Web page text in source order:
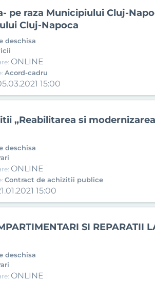
pe raza Municipiului Cluj-
Cluj-Napoca
deschisa
ONLINE
Acord-cadru
15:00
„Reabilitarea si
deschisa
ONLINE
Contract de achizitii publice
15:00
SI REPARATII
deschisa
ONLINE